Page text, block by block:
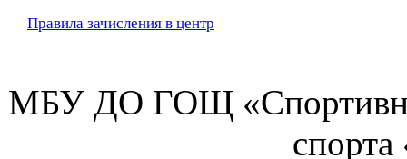
Правила зачисления в центр
МБУ ДО ГОЩ